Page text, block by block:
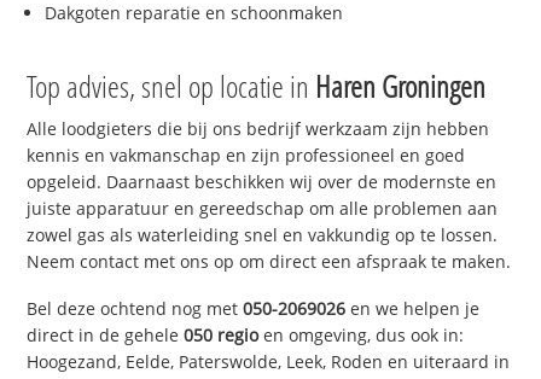
Dakgoten reparatie en schoonmaken
Top advies, snel op locatie in Haren Groningen
Alle loodgieters die bij ons bedrijf werkzaam zijn hebben
kennis en vakmanschap en zijn professioneel en goed
opgeleid. Daarnaast beschikken wij over de modernste en
juiste apparatuur en gereedschap om alle problemen aan
zowel gas als waterleiding snel en vakkundig op te lossen.
Neem contact met ons op om direct een afspraak te maken.
Bel deze ochtend nog met050-2069026 en we helpen je
direct in de gehele050 regioen omgeving, dus ook in:
Hoogezand, Eelde, Paterswolde, Leek, Roden en uiteraard in